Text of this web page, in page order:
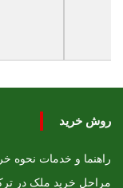
روش خرید
راهنما و خدمات نحوه
مراحل خرید ملک در